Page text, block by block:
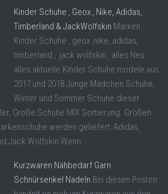
Kinder Schuhe , Geox , Nike, Adidas,
Timberland & JackWolfskin Marken
Kinder Schuhe , geox ,nike, adidas,
timberland , jack wolfskin , alles Neu .
alles aktuelle Kinder Schuhe modele aus
2017 und 2018 Junge Mädchen Schuhe,
Winter und Sommer Schuhe dieser
Große Schuhe MIX Sortierung. Größen
werden geliefert: Adidas,
Jack Wolfskin Wenn ...
Kurzwaren Nähbedarf Garn
Schnürsenkel Nadeln Bei diesen Posten